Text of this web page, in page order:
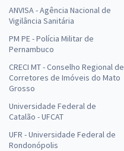
ANVISA - Agência Nacional de
Vigilância Sanitária
PM PE - Polícia Militar de
Pernambuco
CRECI MT - Conselho Regional de
Corretores de Imóveis do Mato
Grosso
Universidade Federal de
Catalão - UFCAT
UFR - Universidade Federal de
Rondonópolis